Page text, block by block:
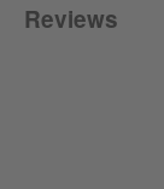
Reviews